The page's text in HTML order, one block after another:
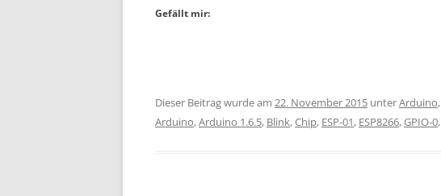
Gefällt mir:
Dieser Beitrag wurde am 22. November 2015 unterArduino,
Arduino,Arduino 1.6.5, Blink,Chip, ESP-01, ESP8266,GPIO-0,